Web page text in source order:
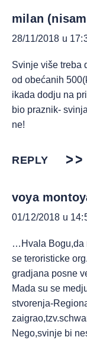
milan
28/11/2018 u
Svinje više treba
od obećanih
ikada dodju na
bio praznik-
ne!
REPLY
voya
01/12/2018 u
…Hvala Bogu,da
se teroristicke
gradjana posne
Mada su se
stvorenja-
Nego,svinje bi